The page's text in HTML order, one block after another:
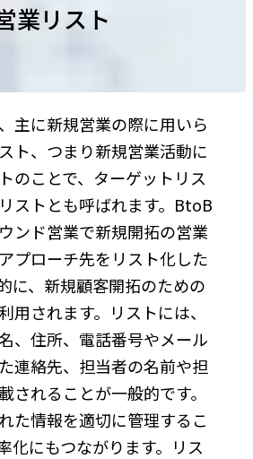
業リスト
主に新規営業の際に用いら
ト、つまり新規営業活動に
のことで、ターゲットリス
ストとも呼ばれます。BtoB
ンド営業で新規開拓の営業
プローチ先をリスト化した
に、新規顧客開拓のための
用されます。リストには、
、住所、電話番号やメール
連絡先、担当者の名前や担
されることが一般的です。
た情報を適切に管理するこ
化にもつながります。リス